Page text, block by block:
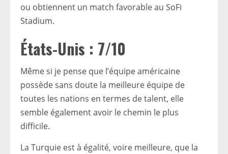
ou obtiennent un match favorable au SoFi
Stadium.
États-Unis : 7/10
Même si je pense que l’équipe américaine
possède sans doute la meilleure équipe de
toutes les nations en termes de talent, elle
semble également avoir le chemin le plus
difficile.
La Turquie est à égalité, voire meilleure, que la